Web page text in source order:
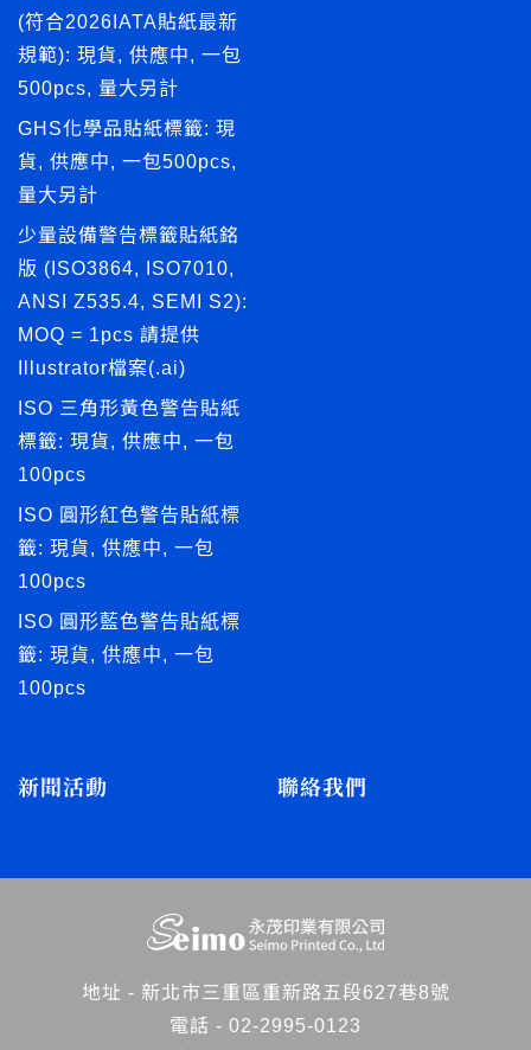
(符合2026IATA貼紙最新
規範): 現貨, 供應中, 一包
500pcs, 量大另計
GHS化學品貼紙標籤: 現
貨, 供應中, 一包500pcs,
量大另計
少量設備警告標籤貼紙銘
版 (ISO3864, ISO7010,
ANSI Z535.4, SEMI S2):
MOQ = 1pcs 請提供
Illustrator檔案(.ai)
ISO 三角形黃色警告貼紙
標籤: 現貨, 供應中, 一包
100pcs
ISO 圓形紅色警告貼紙標
籤: 現貨, 供應中, 一包
100pcs
ISO 圓形藍色警告貼紙標
籤: 現貨, 供應中, 一包
100pcs
新聞活動 聯絡我們
地址 - 新北市三重區重新路五段627巷8號
電話 - 02-2995-0123